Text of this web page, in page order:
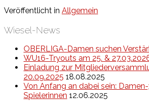
Veröffentlicht in Allgemein
Wiesel-News
OBERLIGA-Damen suchen
WU16-Tryouts am 25. &
Einladung zur
20.09.2025 18.08.2025
Von Anfang an dabei sein:
Spielerinnen 12.06.2025